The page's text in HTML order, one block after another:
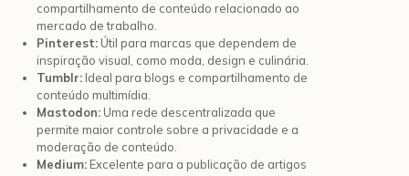
compartilhamento de conteúdo relacionado ao
mercado de trabalho.
Pinterest: Útil para marcas que dependem de
inspiração visual, como moda, design e culinária.
Tumblr: Ideal para blogs e compartilhamento de
conteúdo multimídia.
Mastodon: Uma rede descentralizada que
permite maior controle sobre a privacidade e a
moderação de conteúdo.
Medium: Excelente para a publicação de artigos